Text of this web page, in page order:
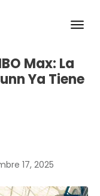
Max: La
Ya Tiene
17, 2025